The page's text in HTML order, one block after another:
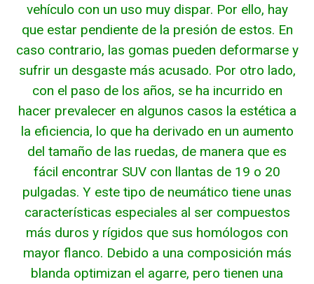
vehículo con un uso muy dispar. Por ello, hay
que estar pendiente de la presión de estos. En
caso contrario, las gomas pueden deformarse y
sufrir un desgaste más acusado. Por otro lado,
con el paso de los años, se ha incurrido en
hacer prevalecer en algunos casos la estética a
la eficiencia, lo que ha derivado en un aumento
del tamaño de las ruedas, de manera que es
fácil encontrar SUV con llantas de 19 o 20
pulgadas. Y este tipo de neumático tiene unas
características especiales al ser compuestos
más duros y rígidos que sus homólogos con
mayor flanco. Debido a una composición más
blanda optimizan el agarre, pero tienen una